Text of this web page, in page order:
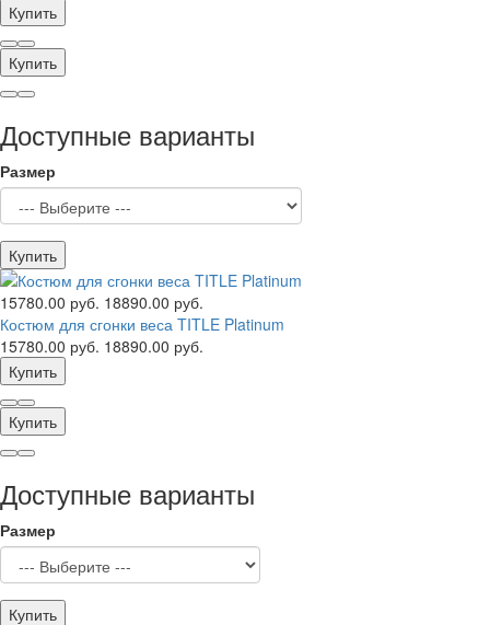
Купить
Купить
Доступные варианты
Размер
Купить
15780.00 руб. 18890.00 руб.
Костюм для сгонки веса TITLE Platinum
15780.00 руб. 18890.00 руб.
Купить
Купить
Доступные варианты
Размер
Купить